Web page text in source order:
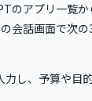
のアプリ一覧
会話画面で次
力し、予算や目